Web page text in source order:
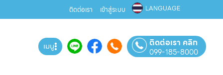
ติดต่อเรา เข้าสู่ระบบ LANGUAGE
เมนู ติดต่อเรา คลิก
099-185-8000